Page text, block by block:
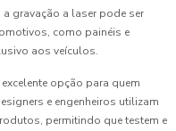
gravação a laser pode ser
como painéis e
aos veículos.
opção para quem
e engenheiros utilizam
permitindo que testem e